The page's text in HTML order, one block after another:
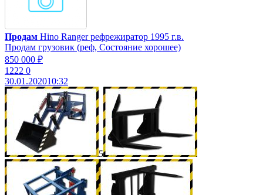
Продам Hino Ranger рефрежиратор 1995 г.в.
Продам грузовик (реф, Состояние хорошее)
850 000 ₽
1222 0
30.01.202010:32
5